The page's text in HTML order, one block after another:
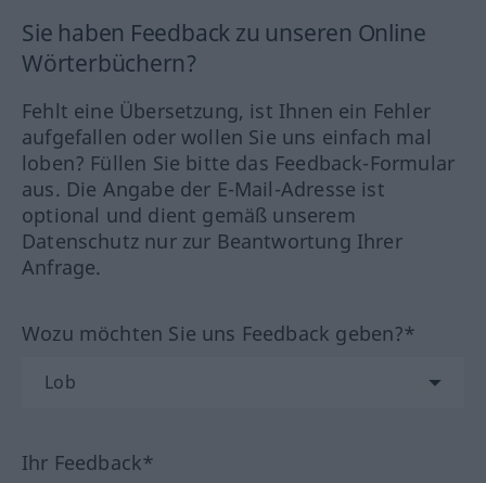
Sie haben Feedback zu unseren Online
Wörterbüchern?
Fehlt eine Übersetzung, ist Ihnen ein Fehler
aufgefallen oder wollen Sie uns einfach mal
loben? Füllen Sie bitte das Feedback-Formular
aus. Die Angabe der E-Mail-Adresse ist
optional und dient gemäß unserem
Datenschutz nur zur Beantwortung Ihrer
Anfrage.
Wozu möchten Sie uns Feedback geben?*
Ihr Feedback*